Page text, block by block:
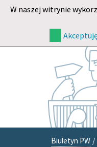
W naszej witrynie
Biuletyn PW /